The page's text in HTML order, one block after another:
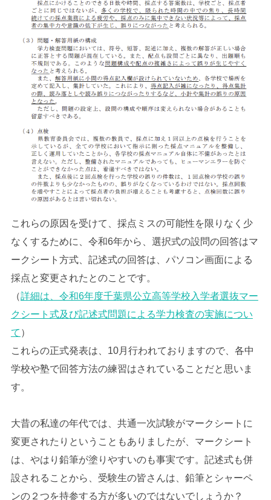
これらの原因を受けて、採点ミスの可能性を限りなく少
なくするために、令和6年から、選択式の設問の回答はマ
ークシート方式、記述式の回答は、パソコン画面による
採点と変更されたとのことです。
（詳細は、令和6年度千葉県公立高等学校入学者選抜マー
クシート式及び記述式問題による学力検査の実施につい
て ）
これらの正式発表は、10月行われておりますので、各中
学校や塾で回答方法の練習はされていることだと思いま
す。
大昔の私達の年代では、共通一次試験がマークシートに
変更されたりということもありましたが、マークシート
は、やはり鉛筆が塗りやすいのも事実です。記述式も併
設されることから、受験生の皆さんは、鉛筆とシャーペ
ンの２つを持参する方が多いのではないでしょうか？